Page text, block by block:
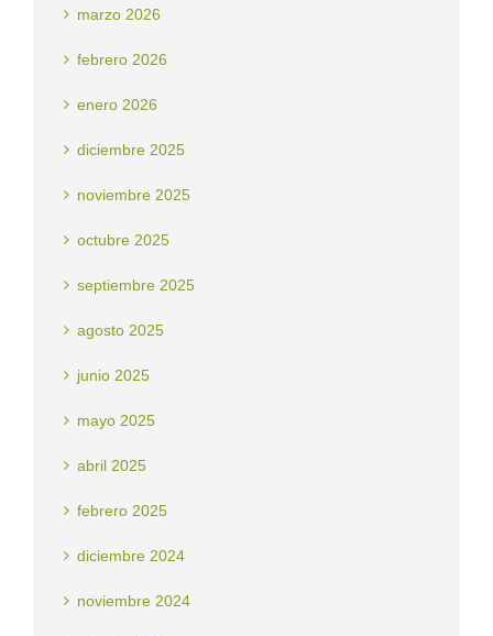
marzo 2026
febrero 2026
enero 2026
diciembre 2025
noviembre 2025
octubre 2025
septiembre 2025
agosto 2025
junio 2025
mayo 2025
abril 2025
febrero 2025
diciembre 2024
noviembre 2024